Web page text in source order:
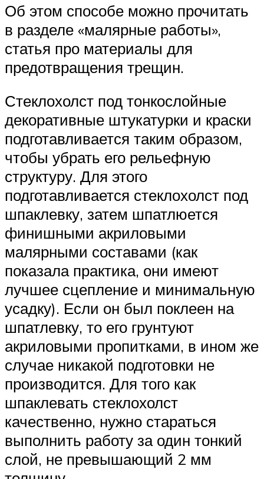
Об этом способе можно прочитать
в разделе «малярные работы»,
статья про материалы для
предотвращения трещин.
Стеклохолст под тонкослойные
декоративные штукатурки и краски
подготавливается таким образом,
чтобы убрать его рельефную
структуру. Для этого
подготавливается стеклохолст под
шпаклевку, затем шпатлюется
финишными акриловыми
малярными составами (как
показала практика, они имеют
лучшее сцепление и минимальную
усадку). Если он был поклеен на
шпатлевку, то его грунтуют
акриловыми пропитками, в ином же
случае никакой подготовки не
производится. Для того как
шпаклевать стеклохолст
качественно, нужно стараться
выполнить работу за один тонкий
слой, не превышающий 2 мм